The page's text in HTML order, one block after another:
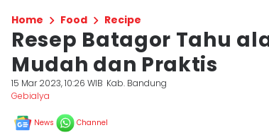
Home Food Recipe
Resep Batagor Tahu
Mudah dan Praktis
15 Mar 2023, 10:26 WIB Kab. Bandung
Gebialya
News Channel